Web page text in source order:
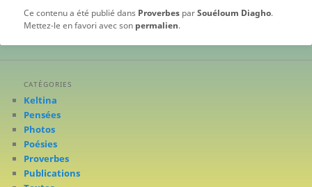
Ce contenu a été publié dans Proverbes parSouéloum Diagho.
Mettez-le en favori avec son permalien.
CATÉGORIES
Keltina
Pensées
Photos
Poésies
Proverbes
Publications